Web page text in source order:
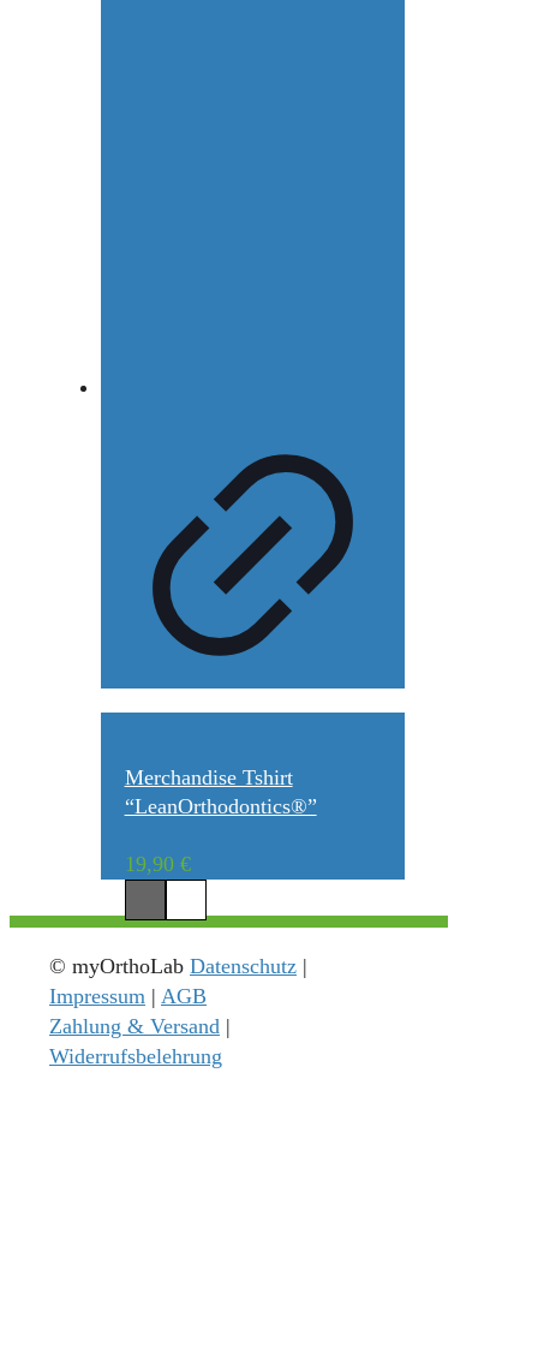
Merchandise Tshirt
“LeanOrthodontics®”
19,90 €
© myOrthoLab Datenschutz |
Impressum | AGB
Zahlung & Versand |
Widerrufsbelehrung